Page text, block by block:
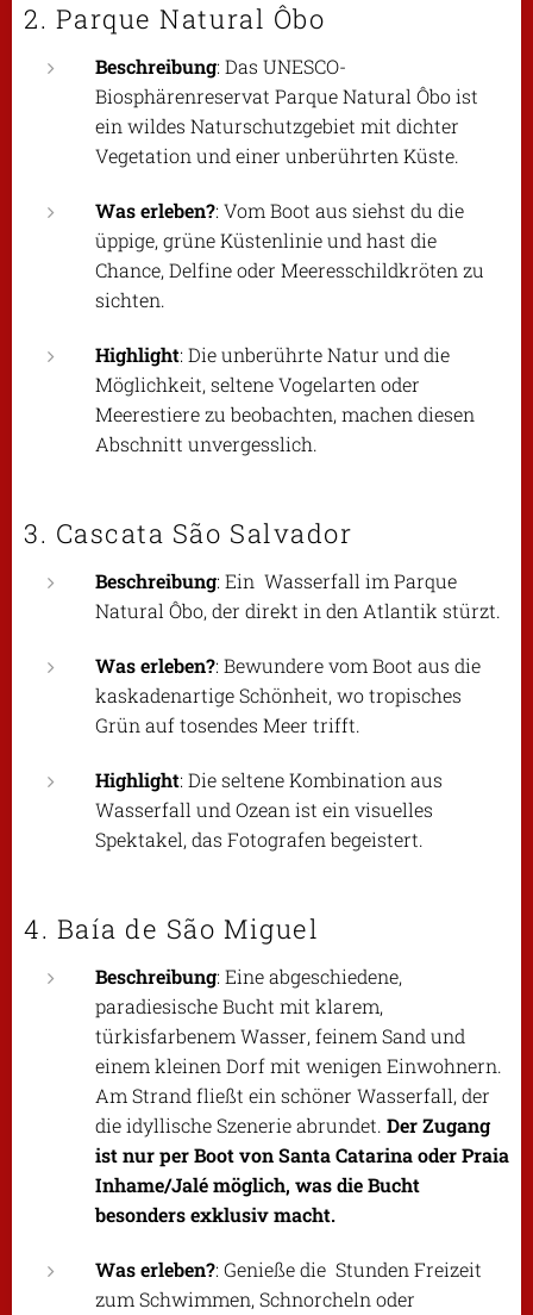
2. Parque Natural Ôbo
Beschreibung: Das UNESCO-
Biosphärenreservat Parque Natural Ôbo ist
ein wildes Naturschutzgebiet mit dichter
Vegetation und einer unberührten Küste.
Was erleben?: Vom Boot aus siehst du die
üppige, grüne Küstenlinie und hast die
Chance, Delfine oder Meeresschildkröten zu
sichten.
Highlight: Die unberührte Natur und die
Möglichkeit, seltene Vogelarten oder
Meerestiere zu beobachten, machen diesen
Abschnitt unvergesslich.
3. Cascata São Salvador
Beschreibung: Ein Wasserfall im Parque
Natural Ôbo, der direkt in den Atlantik stürzt.
Was erleben?: Bewundere vom Boot aus die
kaskadenartige Schönheit, wo tropisches
Grün auf tosendes Meer trifft.
Highlight: Die seltene Kombination aus
Wasserfall und Ozean ist ein visuelles
Spektakel, das Fotografen begeistert.
4. Baía de São Miguel
Beschreibung: Eine abgeschiedene,
paradiesische Bucht mit klarem,
türkisfarbenem Wasser, feinem Sand und
einem kleinen Dorf mit wenigen Einwohnern.
Am Strand fließt ein schöner Wasserfall, der
die idyllische Szenerie abrundet. Der Zugang
ist nur per Boot von Santa Catarina oder Praia
Inhame/Jalé möglich, was die Bucht
besonders exklusiv macht.
Was erleben?: Genieße die Stunden Freizeit
zum Schwimmen, Schnorcheln oder